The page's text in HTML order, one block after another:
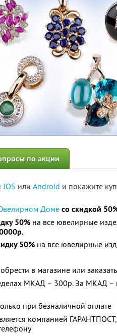
по акции
IOS или Android и покажите
Доме со скидкой
50% на все ювелирные
50% на все ювелирные
в магазине или заказать
МКАД – 300р. За МКАД –
при безналичной оплате
компанией ГАРАНТПОСТ,